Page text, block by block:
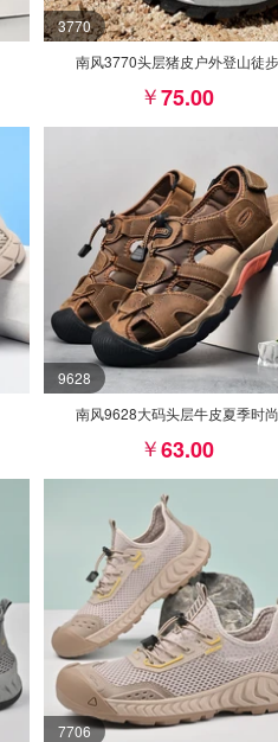
3770
南风3770头层猪皮户外登山徒步
75.00
9628
南风9628大码头层牛皮夏季时尚
63.00
7706